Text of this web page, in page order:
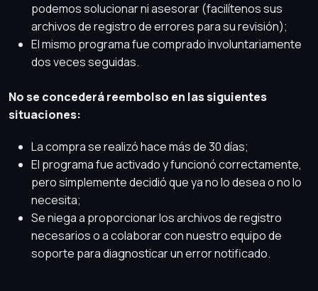
podemos solucionar ni asesorar (facilítenos sus
archivos de registro de errores para su revisión);
El mismo programa fue comprado involuntariamente
dos veces seguidas.
No se concederá reembolso en las siguientes
situaciones:
La compra se realizó hace más de 30 días;
El programa fue activado y funcionó correctamente,
pero simplemente decidió que ya no lo desea o no lo
necesita;
Se niega a proporcionar los archivos de registro
necesarios o a colaborar con nuestro equipo de
soporte para diagnosticar un error notificado.